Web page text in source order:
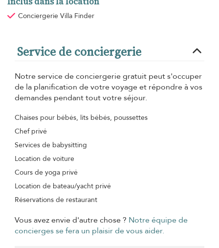
Conciergerie Villa Finder
Service de conciergerie
Notre service de conciergerie gratuit peut s'occuper
de la planification de votre voyage et répondre à vos
demandes pendant tout votre séjour.
Chaises pour bébés, lits bébés, poussettes
Chef privé
Services de babysitting
Location de voiture
Cours de yoga privé
Location de bateau/yacht privé
Réservations de restaurant
Vous avez envie d'autre chose ? Notre équipe de
concierges se fera un plaisir de vous aider.